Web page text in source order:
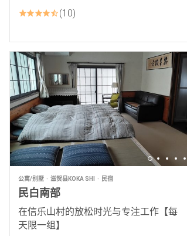
10
公寓/别墅 滋贺县KOKA SHI 民宿
民白南部
在信乐山村的放松时光与专注工作【每
天限一组】